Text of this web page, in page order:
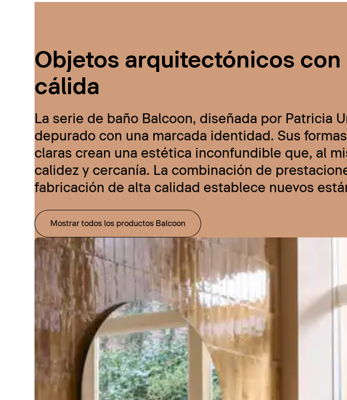
Objetos arquitectónicos con
cálida
La serie de baño Balcoon, diseñada por Patricia
depurado con una marcada identidad. Sus
claras crean una estética inconfundible que, al
calidez y cercanía. La combinación de
fabricación de alta calidad establece nuevos
Mostrar todos los productos Balcoon